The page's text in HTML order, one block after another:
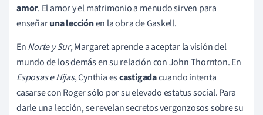
amor. El amor y el matrimonio a menudo sirven para
enseñaruna lecciónen la obra de Gaskell.
EnNorte y Sur, Margaret aprende a aceptar la visión del
mundo de los demás en su relación con John Thornton. En
Esposas e Hijas, Cynthia escastigadacuando intenta
casarse con Roger sólo por su elevado estatus social. Para
darle una lección, se revelan secretos vergonzosos sobre su